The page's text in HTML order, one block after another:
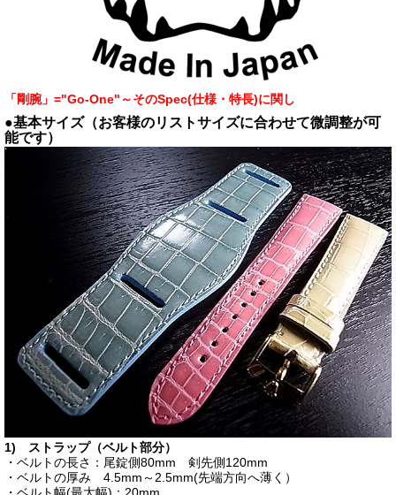
「剛腕」="Go-One"～そのSpec(仕様・特長)に関し
●基本サイズ（お客様のリストサイズに合わせて微調整が可
能です）
1) ストラップ（ベルト部分）
・ベルトの長さ：尾錠側80mm 剣先側120mm
・ベルトの厚み 4.5mm～2.5mm(先端方向へ薄く）
・ベルト幅(最大幅)：20mm